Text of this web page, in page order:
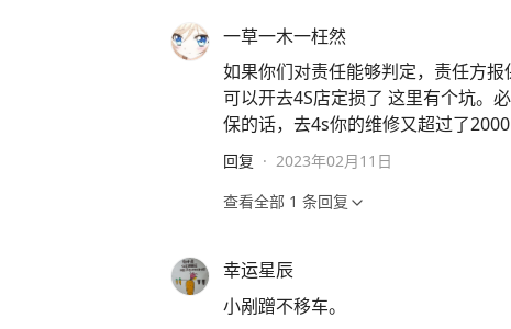
一草一木一枉然
如果你们对责任能够判定，责任方
可以开去4S店定损了 这里有个坑。
保的话，去4s你的维修又超过了
回复 · 2023年02月11日
查看全部 1 条回复
幸运星辰
小剐蹭不移车。